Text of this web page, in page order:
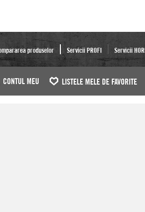
produselor Servicii PROFI Servicii
CONTUL MEU LISTELE MELE DE FAVORITE